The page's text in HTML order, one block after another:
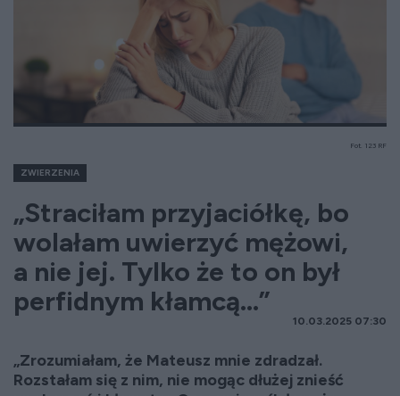
Fot. 123 RF
ZWIERZENIA
„Straciłam przyjaciółkę, bo
wolałam uwierzyć mężowi,
a nie jej. Tylko że to on był
perfidnym kłamcą...”
10.03.2025 07:30
„Zrozumiałam, że Mateusz mnie zdradzał.
Rozstałam się z nim, nie mogąc dłużej znieść